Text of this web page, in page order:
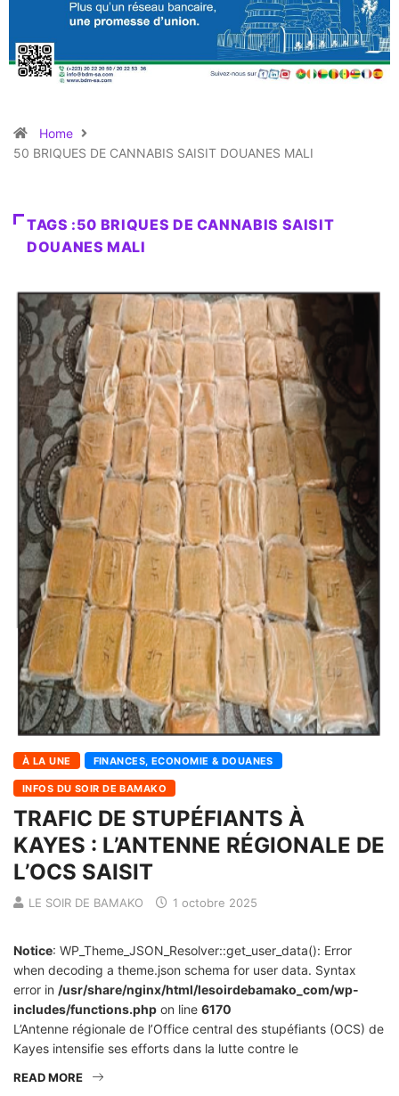
Home
50 BRIQUES DE CANNABIS SAISIT DOUANES MALI
TAGS :50 BRIQUES DE CANNABIS SAISIT
DOUANES MALI
À LA UNE FINANCES, ECONOMIE & DOUANES
INFOS DU SOIR DE BAMAKO
TRAFIC DE STUPÉFIANTS À
KAYES : L’ANTENNE RÉGIONALE DE
L’OCS SAISIT
LE SOIR DE BAMAKO 1 octobre 2025
Notice: WP_Theme_JSON_Resolver::get_user_data(): Error
when decoding a theme.json schema for user data. Syntax
error in /usr/share/nginx/html/lesoirdebamako_com/wp-
includes/functions.php on line 6170
L’Antenne régionale de l’Office central des stupéfiants (OCS) de
Kayes intensifie ses efforts dans la lutte contre le
READ MORE